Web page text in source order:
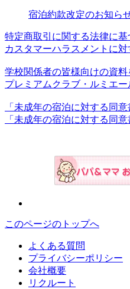
宿泊約款改定のお知ら
特定商取引に関する法律に基
カスタマーハラスメントに
学校関係者の皆様向けの資
プレミアムクラブ・ルミエ
「未成年の宿泊に対する同
「未成年の宿泊に対する同
このページのトップへ
よくある質問
プライバシーポリシー
会社概要
リクルート